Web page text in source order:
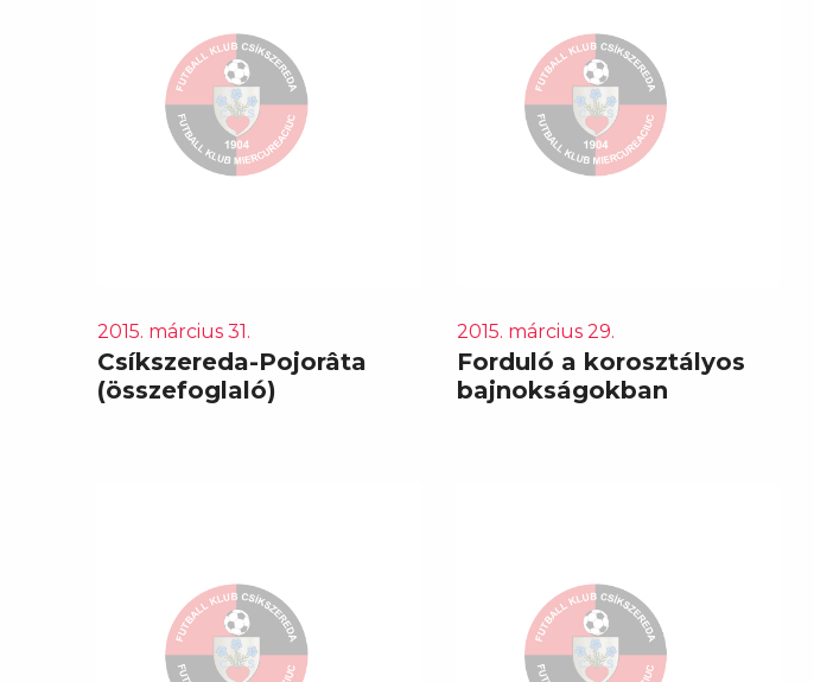
2015. március 31.
Csíkszereda-Pojorâta
(összefoglaló)
2015. március 29.
Forduló a korosztályos
bajnokságokban